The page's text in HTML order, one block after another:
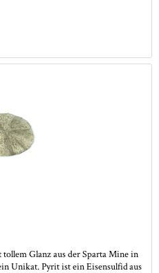
Glanz aus der Sparta Mine in
Unikat. Pyrit ist ein Eisensulfid aus